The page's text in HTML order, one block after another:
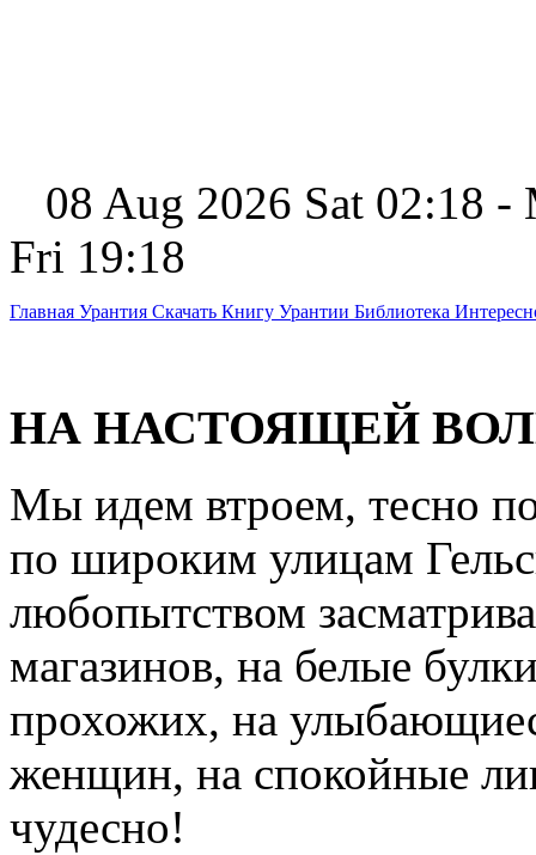
08 Aug 2026 Sat 02:18 -
Fri 19:18
Главная Урантия Скачать Книгу Урантии Библиотека
НА НАСТОЯЩЕЙ
Мы идем втроем, тесно
по широким улицам
любопытством
магазинов, на белые
прохожих, на
женщин, на спокойные
чудесно!